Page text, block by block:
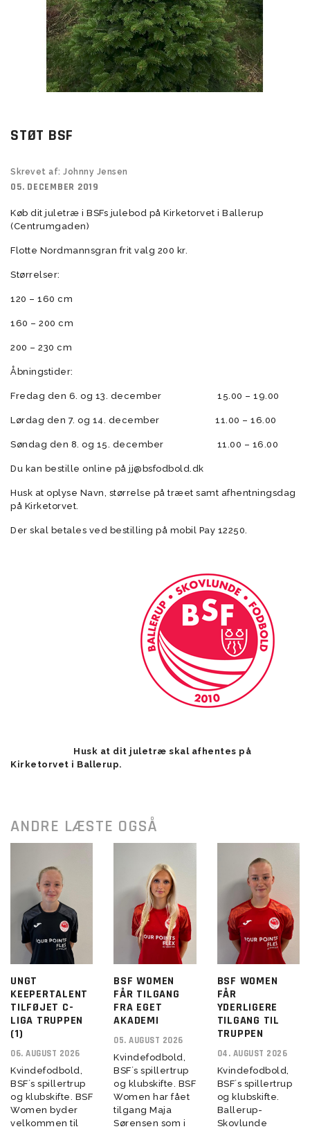
STØT BSF
Skrevet af: Johnny Jensen
05. DECEMBER 2019
Køb dit juletræ i BSFs julebod på Kirketorvet i Ballerup
(Centrumgaden)
Flotte Nordmannsgran frit valg 200 kr.
Størrelser:
120 – 160 cm
160 – 200 cm
200 – 230 cm
Åbningstider:
Fredag den 6. og 13. december 15.00 – 19.00
Lørdag den 7. og 14. december 11.00 – 16.00
Søndag den 8. og 15. december 11.00 – 16.00
Du kan bestille online på jj@bsfodbold.dk
Husk at oplyse Navn, størrelse på træet samt afhentningsdag
på Kirketorvet.
Der skal betales ved bestilling på mobil Pay 12250.
Husk at dit juletræ skal afhentes på
Kirketorvet i Ballerup.
ANDRE LÆSTE OGSÅ
UNGT
KEEPERTALENT
TILFØJET C-
LIGA TRUPPEN
(1)
06. AUGUST 2026
Kvindefodbold,
BSF´s spillertrup
og klubskifte. BSF
Women byder
velkommen til
BSF WOMEN
FÅR TILGANG
FRA EGET
AKADEMI
05. AUGUST 2026
Kvindefodbold,
BSF´s spillertrup
og klubskifte. BSF
Women har fået
tilgang Maja
Sørensen som i
BSF WOMEN
FÅR
YDERLIGERE
TILGANG TIL
TRUPPEN
04. AUGUST 2026
Kvindefodbold,
BSF´s spillertrup
og klubskifte.
Ballerup-
Skovlunde